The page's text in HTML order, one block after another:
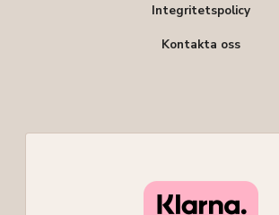
Integritetspolicy
Kontakta oss